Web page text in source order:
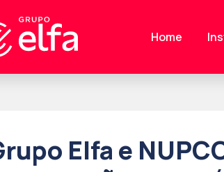
Home
Elfa e